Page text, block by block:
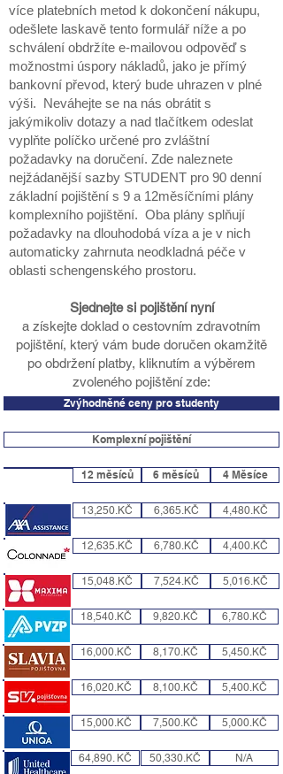
více platebních metod k dokončení nákupu,
odešlete laskavě tento formulář níže a po
schválení obdržíte e-mailovou odpověď s
možnostmi úspory nákladů, jako je přímý
bankovní převod, který bude uhrazen v plné
výši. Neváhejte se na nás obrátit s
jakýmikoliv dotazy a nad tlačítkem odeslat
vyplňte políčko určené pro zvláštní
požadavky na doručení. Zde naleznete
nejžádanější sazby STUDENT pro 90 denní
základní pojištění s 9 a 12měsíčními plány
komplexního pojištění. Oba plány splňují
požadavky na dlouhodobá víza a je v nich
automaticky zahrnuta neodkladná péče v
oblasti schengenského prostoru.
Sjednejte si pojištění nyní
a získejte doklad o cestovním zdravotním
pojištění, který vám bude doručen okamžitě
po obdržení platby, kliknutím a výběrem
zvoleného pojištění zde:
Zvýhodněné ceny pro studenty
Komplexní pojištění
12 měsíců 6 měsíců 4 Měsíce
13,250.KČ 6,365.KČ 4,480.KČ
12,635.KČ 6,780.KČ 4,400.KČ
15,048.KČ 7,524.KČ 5,016.KČ
18,540.KČ
16,000.KČ
16,020.KČ
15,000.KČ
64,890. KČ
9,820.KČ 6,780.KČ
8,170.KČ 5,450.KČ
8,100.KČ 5,400.KČ
7,500.KČ 5,000.KČ
50,330.KČ N/A